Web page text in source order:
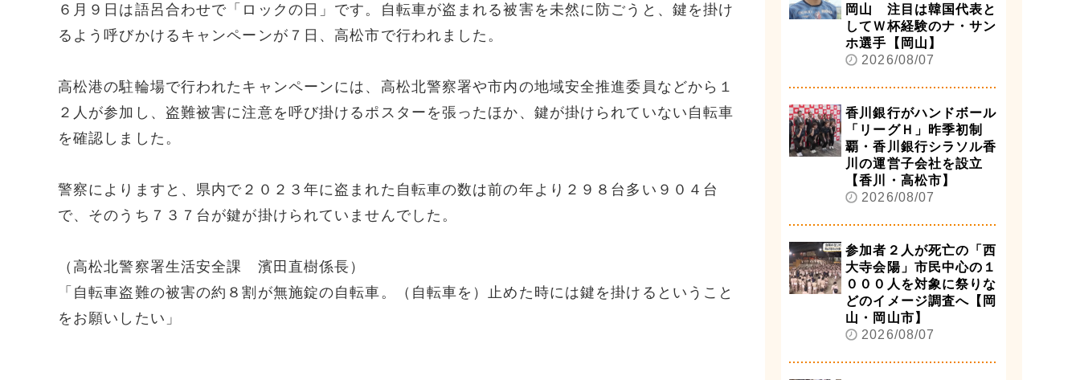
６月９日は語呂合わせで「ロックの日」です。自転車が盗まれる被害を未然に防ごうと、鍵を掛け
るよう呼びかけるキャンペーンが７日、高松市で行われました。
高松港の駐輪場で行われたキャンペーンには、高松北警察署や市内の地域安全推進委員などから１
２人が参加し、盗難被害に注意を呼び掛けるポスターを張ったほか、鍵が掛けられていない自転車
を確認しました。
警察によりますと、県内で２０２３年に盗まれた自転車の数は前の年より２９８台多い９０４台
で、そのうち７３７台が鍵が掛けられていませんでした。
（高松北警察署生活安全課 濱田直樹係長）
「自転車盗難の被害の約８割が無施錠の自転車。（自転車を）止めた時には鍵を掛けるということ
をお願いしたい」
岡山 注目は韓国代表と
してＷ杯経験のナ・サン
ホ選手【岡山】
2026/08/07
香川銀行がハンドボール
「リーグＨ」昨季初制
覇・香川銀行シラソル香
川の運営子会社を設立
【香川・高松市】
2026/08/07
参加者２人が死亡の「西
大寺会陽」市民中心の１
０００人を対象に祭りな
どのイメージ調査へ【岡
山・岡山市】
2026/08/07